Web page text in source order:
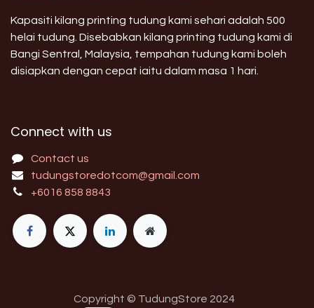
Kapasiti kilang printing tudung kami sehari adalah 500
helai tudung. Disebabkan kilang printing tudung kami di
Bangi Sentral, Malaysia, tempahan tudung kami boleh
disiapkan dengan cepat iaitu dalam masa 1 hari.
Connect with us
Contact us
tudungstoredotcom@gmail.com
+6016 858 8843
Copyright © TudungStore 2024